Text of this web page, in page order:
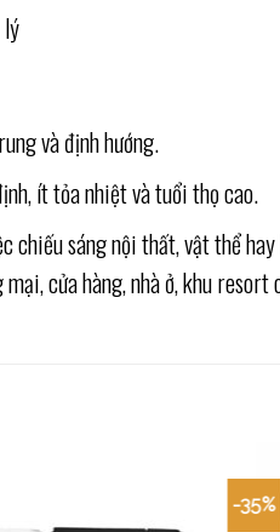
và định hướng.
ít tỏa nhiệt và tuổi thọ cao.
sáng nội thất, vật thể
cửa hàng, nhà ở, khu
-35%